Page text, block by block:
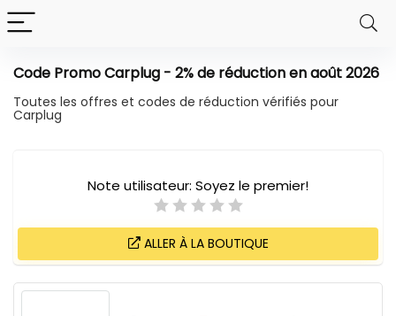
Code Promo Carplug - 2% de réduction en août 2026
Toutes les offres et codes de réduction vérifiés pour
Carplug
Note utilisateur: Soyez le premier!
ALLER À LA BOUTIQUE